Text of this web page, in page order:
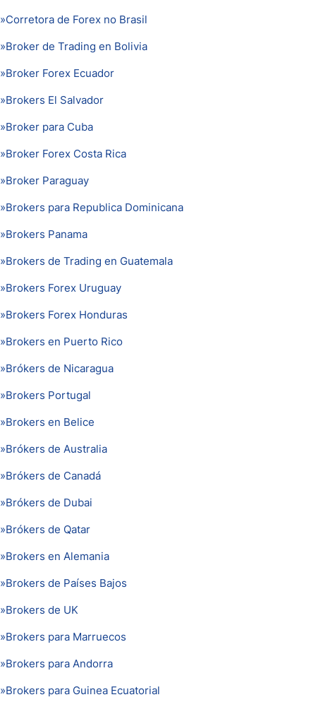
»Corretora de Forex no Brasil
»Broker de Trading en Bolivia
»Broker Forex Ecuador
»Brokers El Salvador
»Broker para Cuba
»Broker Forex Costa Rica
»Broker Paraguay
»Brokers para Republica Dominicana
»Brokers Panama
»Brokers de Trading en Guatemala
»Brokers Forex Uruguay
»Brokers Forex Honduras
»Brokers en Puerto Rico
»Brókers de Nicaragua
»Brokers Portugal
»Brokers en Belice
»Brókers de Australia
»Brókers de Canadá
»Brókers de Dubai
»Brókers de Qatar
»Brokers en Alemania
»Brokers de Países Bajos
»Brokers de UK
»Brokers para Marruecos
»Brokers para Andorra
»Brokers para Guinea Ecuatorial